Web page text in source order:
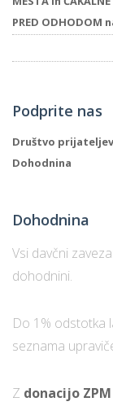
PRED ODHODOM
Podprite nas
Društvo
Dohodnina
Dohodnina
Vsi davčni
dohodnini.
Do 1% odstotka
seznama
Z donacijo